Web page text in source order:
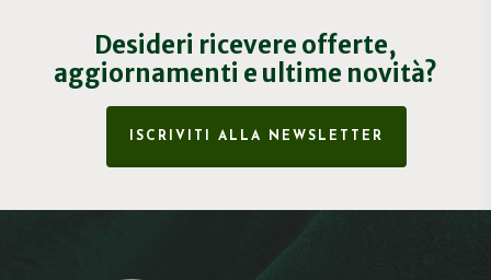
Desideri ricevere offerte,
aggiornamenti e ultime novità?
ISCRIVITI ALLA NEWSLETTER